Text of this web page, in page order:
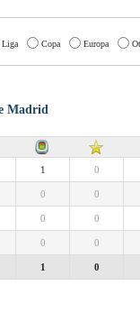
Liga Copa Europa
Madrid
1 0
0 0
0 0
0 0
1 0